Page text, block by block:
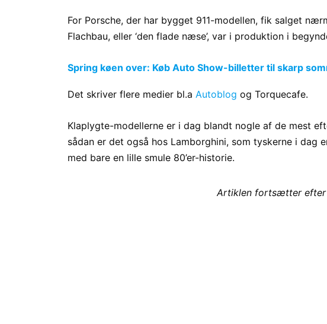
For Porsche, der har bygget 911-modellen, fik salget
Flachbau, eller ‘den flade næse’, var i produktion i
Spring køen over: Køb Auto Show-billetter til skarp
Det skriver flere medier bl.a Autoblog og Torquecafe.
Klaplygte-modellerne er i dag blandt nogle af de mest
sådan er det også hos Lamborghini, som tyskerne i dag
med bare en lille smule 80’er-historie.
Artiklen fortsætter efter